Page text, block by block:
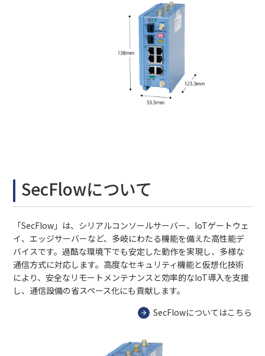
SecFlowについて
「SecFlow」は、シリアルコンソールサーバー、IoTゲートウェ
イ、エッジサーバーなど、多岐にわたる機能を備えた高性能デ
バイスです。過酷な環境下でも安定した動作を実現し、多様な
通信方式に対応します。高度なセキュリティ機能と仮想化技術
により、安全なリモートメンテナンスと効率的なIoT導入を支援
し、通信設備の省スペース化にも貢献します。
SecFlowについてはこちら